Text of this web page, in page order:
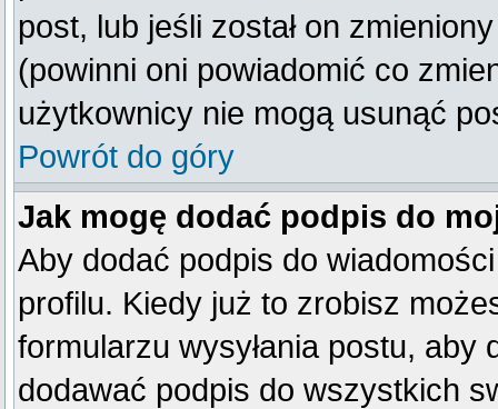
post, lub jeśli został on
(powinni oni powiadomić co
użytkownicy nie mogą usunąć
Powrót do góry
Jak mogę dodać podpis do
Aby dodać podpis do
profilu. Kiedy już to zrobisz
formularzu wysyłania postu,
dodawać podpis do wszystkich